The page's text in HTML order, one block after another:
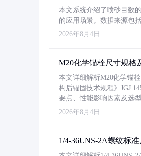
本文系统介绍了喷砂目数
的应用场景。数据来源包
2026年8月4日
M20化学锚栓尺寸规格
本文详细解析M20化学锚
构后锚固技术规程》JGJ
要点、性能影响因素及选
2026年8月4日
1/4-36UNS-2A螺纹标